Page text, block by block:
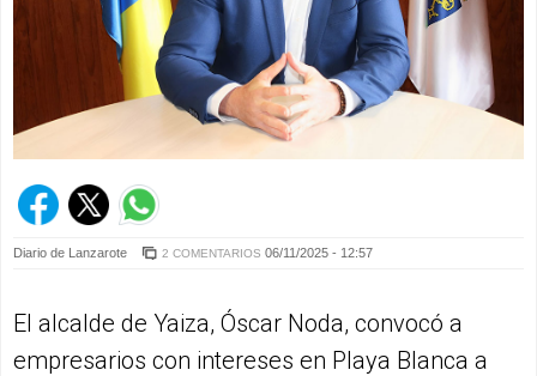
Diario de Lanzarote 2 COMENTARIOS 06/11/2025 - 12:57
El alcalde de Yaiza, Óscar Noda, convocó a
empresarios con intereses en Playa Blanca a